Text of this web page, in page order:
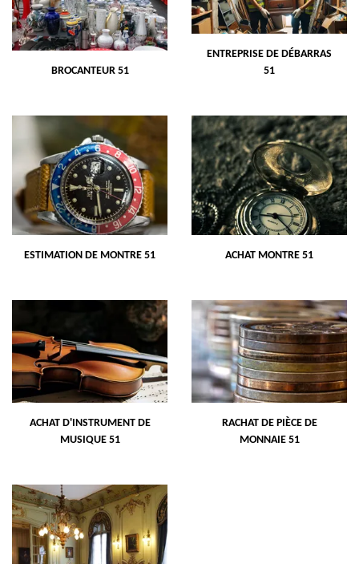
BROCANTEUR 51
ENTREPRISE DE DÉBARRAS
51
ESTIMATION DE MONTRE 51 ACHAT MONTRE 51
ACHAT D'INSTRUMENT DE
MUSIQUE 51
RACHAT DE PIÈCE DE
MONNAIE 51